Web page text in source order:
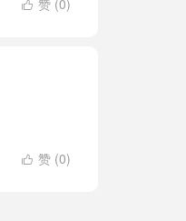
 赞 (0)
 赞 (0)